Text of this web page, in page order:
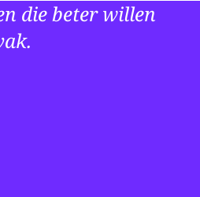
die beter willen